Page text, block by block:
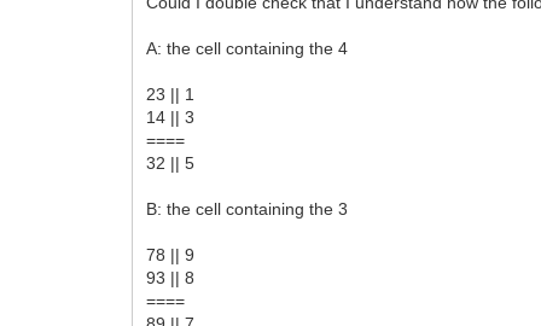
A: the cell containing the 4
23 || 1
14 || 3
====
32 || 5
B: the cell containing the 3
78 || 9
93 || 8
====